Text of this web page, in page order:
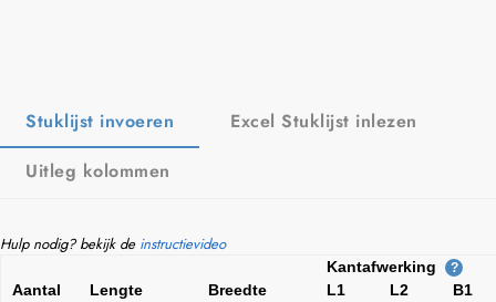
Stuklijst invoeren
Excel Stuklijst inlezen
Uitleg kolommen
Hulp nodig? bekijk de instructievideo
Kantafwerking ?
Aantal Lengte Breedte L1 L2 B1